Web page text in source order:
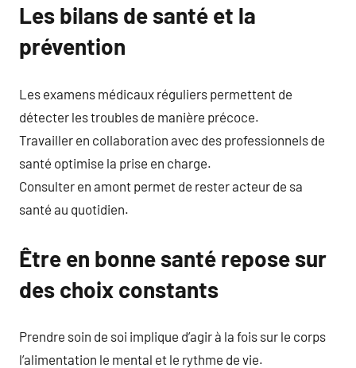
Les bilans de santé et la
prévention
Les examens médicaux réguliers permettent de
détecter les troubles de manière précoce.
Travailler en collaboration avec des professionnels de
santé optimise la prise en charge.
Consulter en amont permet de rester acteur de sa
santé au quotidien.
Être en bonne santé repose sur
des choix constants
Prendre soin de soi implique d’agir à la fois sur le corps
l’alimentation le mental et le rythme de vie.